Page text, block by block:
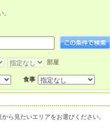
部屋
食事
ら見たいエリアをお選びください。